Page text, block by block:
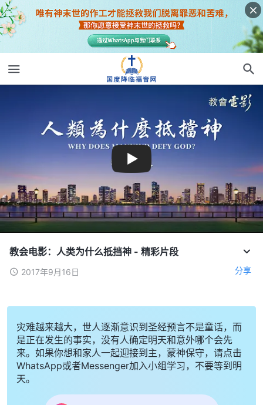
教会电影：人类为什么抵挡神 - 精彩片段
2017年9月16日 分享
灾难越来越大，世人逐渐意识到圣经预言不是童话，而
是正在发生的事实，没有人确定明天和意外哪个会先
来。如果你想和家人一起迎接到主，蒙神保守，请点击
WhatsApp或者Messenger加入小组学习，不要等到明
天。